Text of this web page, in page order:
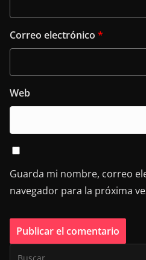
Correo electrónico *
Web
Guarda mi nombre, correo
navegador para la próxima